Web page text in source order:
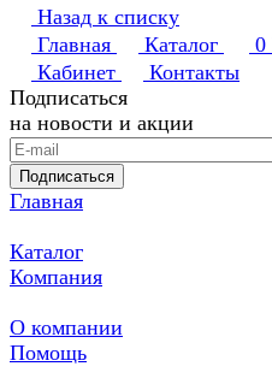
Назад к списку
Главная
Каталог 0
Кабинет
Контакты
Подписаться
на новости и акции
Подписаться
Главная
Каталог
Компания
О компании
Помощь